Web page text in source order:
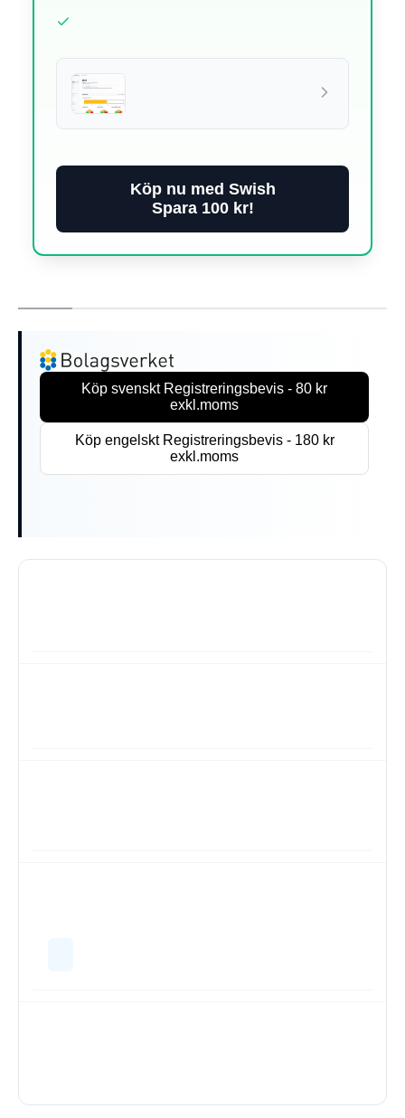
Köp nu med Swish
Spara 100 kr!
Köp svenskt Registreringsbevis - 80 kr
exkl.moms
Köp engelskt Registreringsbevis - 180 kr
exkl.moms